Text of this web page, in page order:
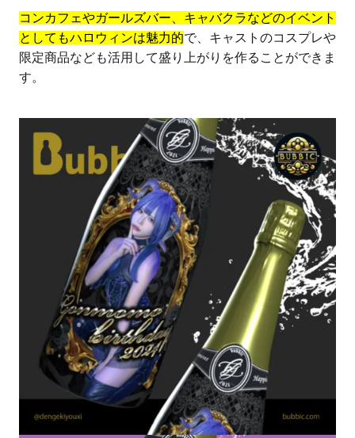
コンカフェやガールズバー、キャバクラなどのイベント
としてもハロウィンは魅力的で、キャストのコスプレや
限定商品なども活用して盛り上がりを作ることができま
す。